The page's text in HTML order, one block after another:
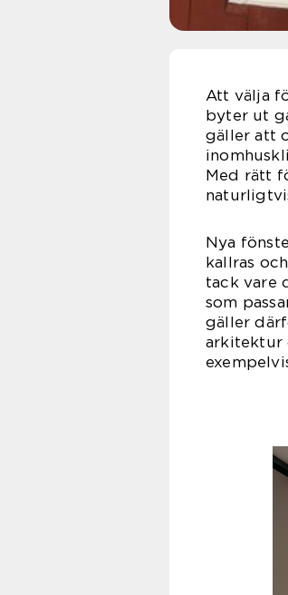
Att välja
byter ut
gäller att
Med rätt
Nya
kallras
tack vare
som
gäller
arkitektur